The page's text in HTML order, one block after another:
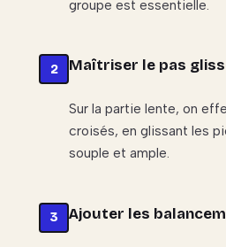
groupe est essentielle.
Maîtriser le pas
Sur la partie lente, on
croisés, en glissant les
souple et ample.
Ajouter les